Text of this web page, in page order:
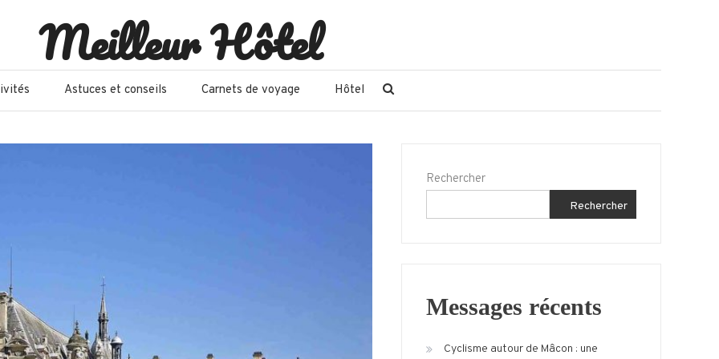
Meilleur Hôtel
Astuces et conseils Carnets de voyage Hôtel
Rechercher
Rechercher
Messages récents
Cyclisme autour de Mâcon : une